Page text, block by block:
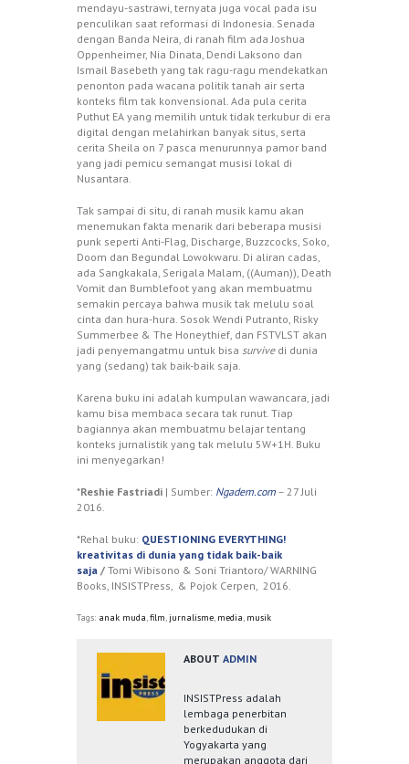
mendayu-sastrawi, ternyata juga vocal pada isu
penculikan saat reformasi di Indonesia. Senada
dengan Banda Neira, di ranah film ada Joshua
Oppenheimer, Nia Dinata, Dendi Laksono dan
Ismail Basebeth yang tak ragu-ragu mendekatkan
penonton pada wacana politik tanah air serta
konteks film tak konvensional. Ada pula cerita
Puthut EA yang memilih untuk tidak terkubur di era
digital dengan melahirkan banyak situs, serta
cerita Sheila on 7 pasca menurunnya pamor band
yang jadi pemicu semangat musisi lokal di
Nusantara.
Tak sampai di situ, di ranah musik kamu akan
menemukan fakta menarik dari beberapa musisi
punk seperti Anti-Flag, Discharge, Buzzcocks, Soko,
Doom dan Begundal Lowokwaru. Di aliran cadas,
ada Sangkakala, Serigala Malam, ((Auman)), Death
Vomit dan Bumblefoot yang akan membuatmu
semakin percaya bahwa musik tak melulu soal
cinta dan hura-hura. Sosok Wendi Putranto, Risky
Summerbee & The Honeythief, dan FSTVLST akan
jadi penyemangatmu untuk bisa survivedi dunia
yang (sedang) tak baik-baik saja.
Karena buku ini adalah kumpulan wawancara, jadi
kamu bisa membaca secara tak runut. Tiap
bagiannya akan membuatmu belajar tentang
konteks jurnalistik yang tak melulu 5W+1H. Buku
ini menyegarkan!
*Reshie Fastriadi | Sumber: Ngadem.com – 27 Juli
2016.
*Rehal buku: QUESTIONING EVERYTHING!
kreativitas di dunia yang tidak baik-baik
saja / Tomi Wibisono & Soni Triantoro/ WARNING
Books, INSISTPress, & Pojok Cerpen, 2016.
Tags: anak muda,film, jurnalisme, media, musik
ABOUTADMIN
INSISTPress adalah
lembaga penerbitan
berkedudukan di
Yogyakarta yang
merupakan anggota dari